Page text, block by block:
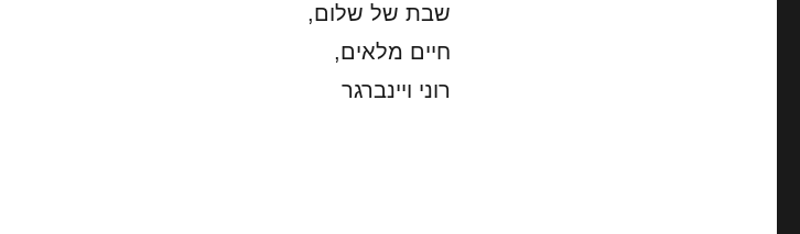
שבת של שלום,
חיים מלאים,
רוני ויינברגר